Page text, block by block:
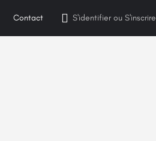
Contact S'identifier ou S'inscrire